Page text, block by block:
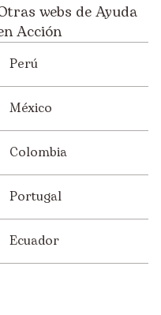
webs de Ayuda
Acción
Perú
México
Colombia
Portugal
Ecuador